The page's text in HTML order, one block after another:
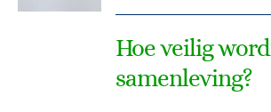
Hoe veilig
samenleving?